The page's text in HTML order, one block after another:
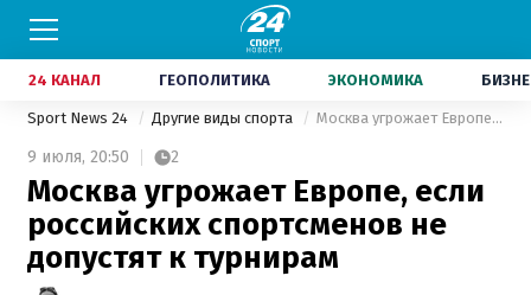
24 КАНАЛ ГЕОПОЛИТИКА ЭКОНОМИКА
Sport News 24 Другие виды спорта Москва угрожает Европе, если российских спортсменов не допустят к турнирам
9 июля, 20:50 2
Москва угрожает Европе, если
российских спортсменов не
допустят к турнирам